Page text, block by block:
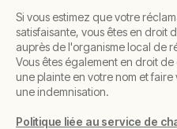
Si vous estimez que votre
satisfaisante, vous êtes en droit
auprès de l'organisme local de
Vous êtes également en droit
une plainte en votre nom et
une indemnisation.
Politique liée au service de